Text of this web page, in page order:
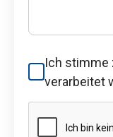
Ich stimme
verarbeitet